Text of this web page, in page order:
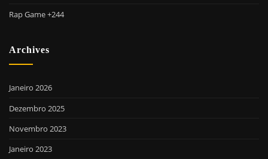
Rap Game +244
Archives
Janeiro 2026
Dezembro 2025
Novembro 2023
Janeiro 2023